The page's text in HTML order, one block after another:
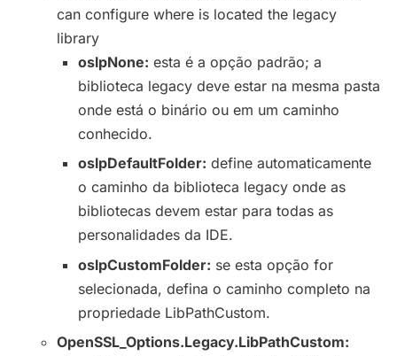
can configure where is located the legacy
library
oslpNone: esta é a opção padrão; a
biblioteca legacy deve estar na mesma pasta
onde está o binário ou em um caminho
conhecido.
oslpDefaultFolder: define automaticamente
o caminho da biblioteca legacy onde as
bibliotecas devem estar para todas as
personalidades da IDE.
oslpCustomFolder: se esta opção for
selecionada, defina o caminho completo na
propriedade LibPathCustom.
OpenSSL_Options.Legacy.LibPathCustom: